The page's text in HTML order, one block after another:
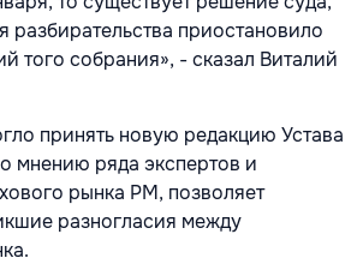
разбирательства приостановило
того собрания», - сказал Виталий
принять новую редакцию Устава
мнению ряда экспертов и
рынка РМ, позволяет
разногласия между